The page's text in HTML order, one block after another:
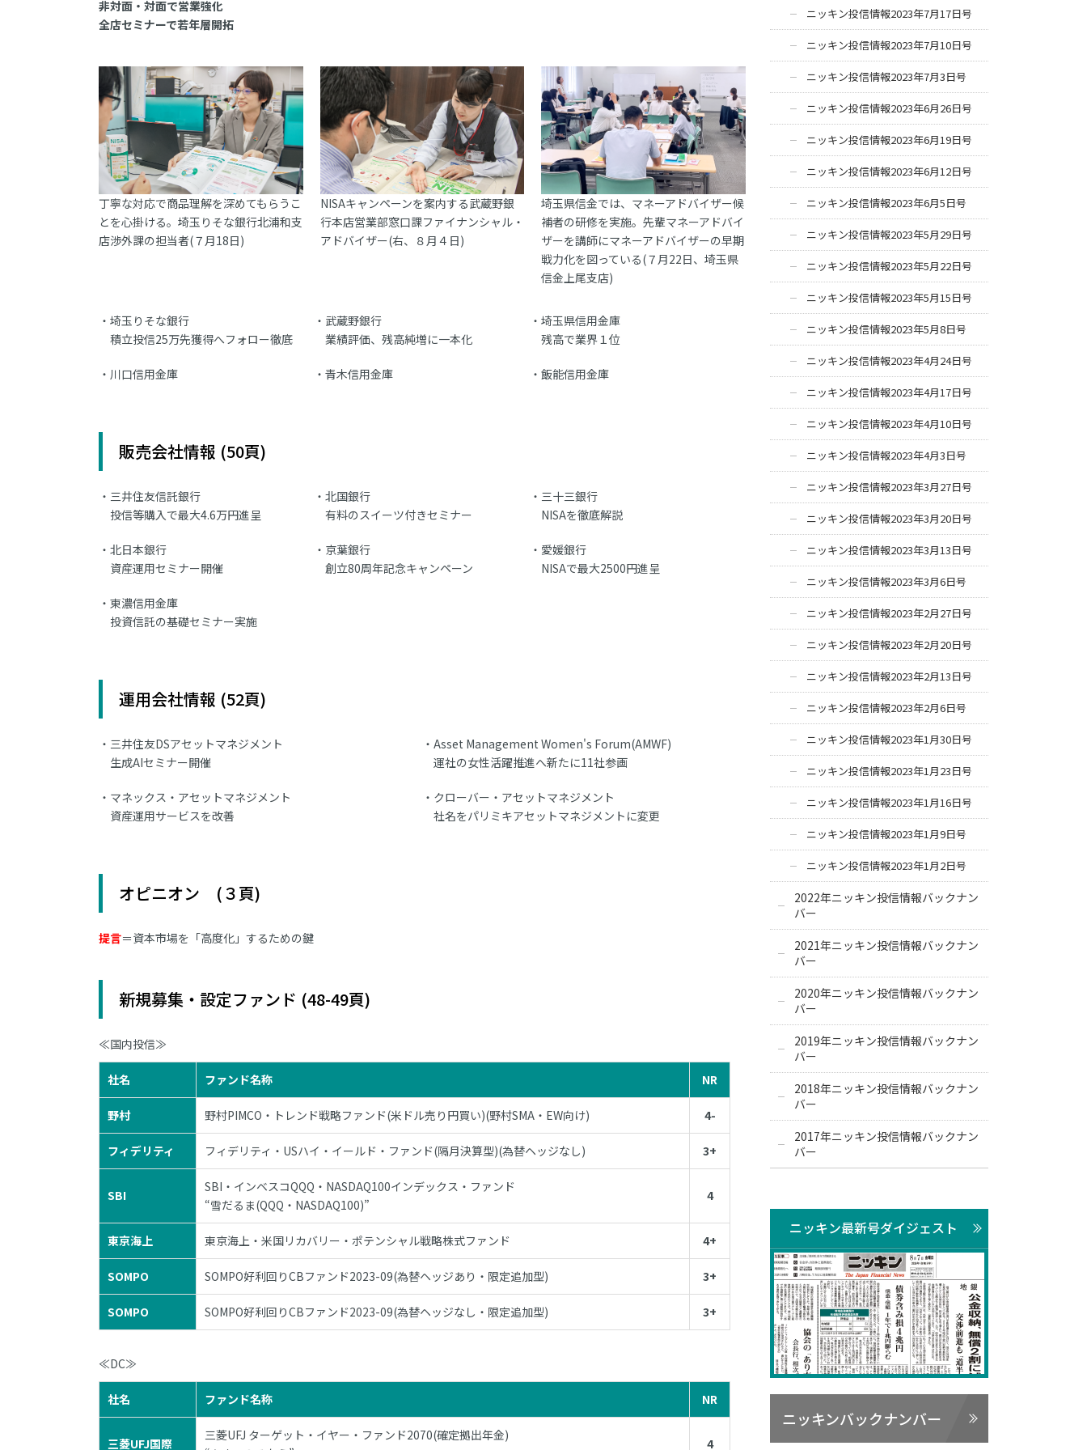
非対面・対面で営業強化
全店セミナーで若年層開拓
丁寧な対応で商品理解を深めてもらうこ
とを心掛ける。埼玉りそな銀行北浦和支
店渉外課の担当者(７月18日)
NISAキャンペーンを案内する武蔵野銀
行本店営業部窓口課ファイナンシャル・
アドバイザー(右、８月４日)
埼玉県信金では、マネーアドバイザー候
補者の研修を実施。先輩マネーアドバイ
ザーを講師にマネーアドバイザーの早期
戦力化を図っている(７月22日、埼玉県
信金上尾支店)
埼玉りそな銀行
積立投信25万先獲得へフォロー徹底
武蔵野銀行
業績評価、残高純増に一本化
埼玉県信用金庫
残高で業界１位
川口信用金庫 青木信用金庫 飯能信用金庫
販売会社情報 (50頁)
三井住友信託銀行
投信等購入で最大4.6万円進呈
北国銀行
有料のスイーツ付きセミナー
三十三銀行
NISAを徹底解説
北日本銀行
資産運用セミナー開催
京葉銀行
創立80周年記念キャンペーン
愛媛銀行
NISAで最大2500円進呈
東濃信用金庫
投資信託の基礎セミナー実施
運用会社情報 (52頁)
三井住友DSアセットマネジメント
生成AIセミナー開催
Asset Management Women's Forum(AMWF)
運社の女性活躍推進へ新たに11社参画
マネックス・アセットマネジメント
資産運用サービスを改善
クローバー・アセットマネジメント
社名をパリミキアセットマネジメントに変更
オピニオン (３頁)
提言＝資本市場を「高度化」するための鍵
新規募集・設定ファンド (48-49頁)
≪国内投信≫
社名 ファンド名称 NR
野村 野村PIMCO・トレンド戦略ファンド(米ドル売り円買い)(野村SMA・EW向け) 4-
フィデリティ フィデリティ・USハイ・イールド・ファンド(隔月決算型)(為替ヘッジなし) 3+
SBI
SBI・インベスコQQQ・NASDAQ100インデックス・ファンド
“雪だるま(QQQ・NASDAQ100)”
4
東京海上 東京海上・米国リカバリー・ポテンシャル戦略株式ファンド 4+
SOMPO SOMPO好利回りCBファンド2023-09(為替ヘッジあり・限定追加型) 3+
SOMPO SOMPO好利回りCBファンド2023-09(為替ヘッジなし・限定追加型) 3+
≪DC≫
社名 ファンド名称 NR
三菱UFJ国際
三菱UFJ ターゲット・イヤー・ファンド2070(確定拠出年金)
4
ニッキン投信情報2023年7月17日号
ニッキン投信情報2023年7月10日号
ニッキン投信情報2023年7月3日号
ニッキン投信情報2023年6月26日号
ニッキン投信情報2023年6月19日号
ニッキン投信情報2023年6月12日号
ニッキン投信情報2023年6月5日号
ニッキン投信情報2023年5月29日号
ニッキン投信情報2023年5月22日号
ニッキン投信情報2023年5月15日号
ニッキン投信情報2023年5月8日号
ニッキン投信情報2023年4月24日号
ニッキン投信情報2023年4月17日号
ニッキン投信情報2023年4月10日号
ニッキン投信情報2023年4月3日号
ニッキン投信情報2023年3月27日号
ニッキン投信情報2023年3月20日号
ニッキン投信情報2023年3月13日号
ニッキン投信情報2023年3月6日号
ニッキン投信情報2023年2月27日号
ニッキン投信情報2023年2月20日号
ニッキン投信情報2023年2月13日号
ニッキン投信情報2023年2月6日号
ニッキン投信情報2023年1月30日号
ニッキン投信情報2023年1月23日号
ニッキン投信情報2023年1月16日号
ニッキン投信情報2023年1月9日号
ニッキン投信情報2023年1月2日号
2022年ニッキン投信情報バックナン
バー
2021年ニッキン投信情報バックナン
バー
2020年ニッキン投信情報バックナン
バー
2019年ニッキン投信情報バックナン
バー
2018年ニッキン投信情報バックナン
バー
2017年ニッキン投信情報バックナン
バー
ニッキン最新号ダイジェスト
ニッキンバックナンバー